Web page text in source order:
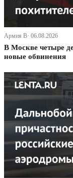
Армия В· 06.08.2026
В Москве четыре
новые обвинения